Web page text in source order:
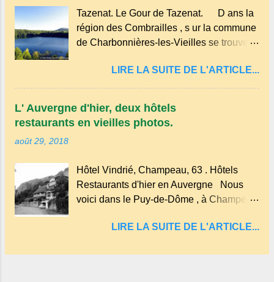
dresse dans les nuages et brille au
moindre rayon de soleil, attirant le regard.
Bien entouré de verdure, d'un étang,
d'art sacré, d'un jardin des souvenirs tout
cela dans un grand parc arboré.
Tazenat. Le Gour de Tazenat. D ans la
région des Combrailles , s ur la commune
de Charbonnières-les-Vieilles se trouve le
(cratère d'explosion) rempli d’eau, appelé
: le Lac de Tazenat ou Tazanat, il est le
premier et le plus au nord de la Chaîne
des Puys qui en compte près de soixante.
En Auvergne on dit : un " Gour " c 'est
Longtemps considéré comme "sans fond"
et en forme d'entonnoir entraînant vers les
entrailles de la terre, les malheureux qui
LIRE LA SUITE DE L'ARTICLE...
L' Auvergne d'hier, deux hôtels
restaurants en vieilles photos.
août 29, 2018
Hôtel Vindrié, Champeau, 63 . Hôtels
Restaurants d'hier en Auvergne Nous
voici dans le Puy-de-Dôme , à Champeau
commune de Servant . L'Hôtel-Restaurant
fritures, ses truites, son jambon de pays et
LIRE LA SUITE DE L'ARTICLE...